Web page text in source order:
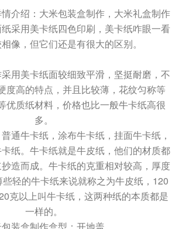
介绍：大米包装盒制作，大米礼盒制作
采用美卡纸四色印刷，美卡纸咋眼一看
像，但它们还是有很大的区别。
用美卡纸面较细致平滑，坚挺耐磨，不
度高的特点，并且比较薄，花纹匀称等
优质纸材料，价格也比一般牛卡纸高很
多。
通牛卡纸，涂布牛卡纸，挂面牛卡纸，
纸。牛卡纸就是牛皮纸，他们的材质都
造而成。牛卡纸的克重相对较高，厚度
轻的牛卡纸来说就称之为牛皮纸，120
克以上叫牛卡纸，这两种纸的本质都是
一样的。